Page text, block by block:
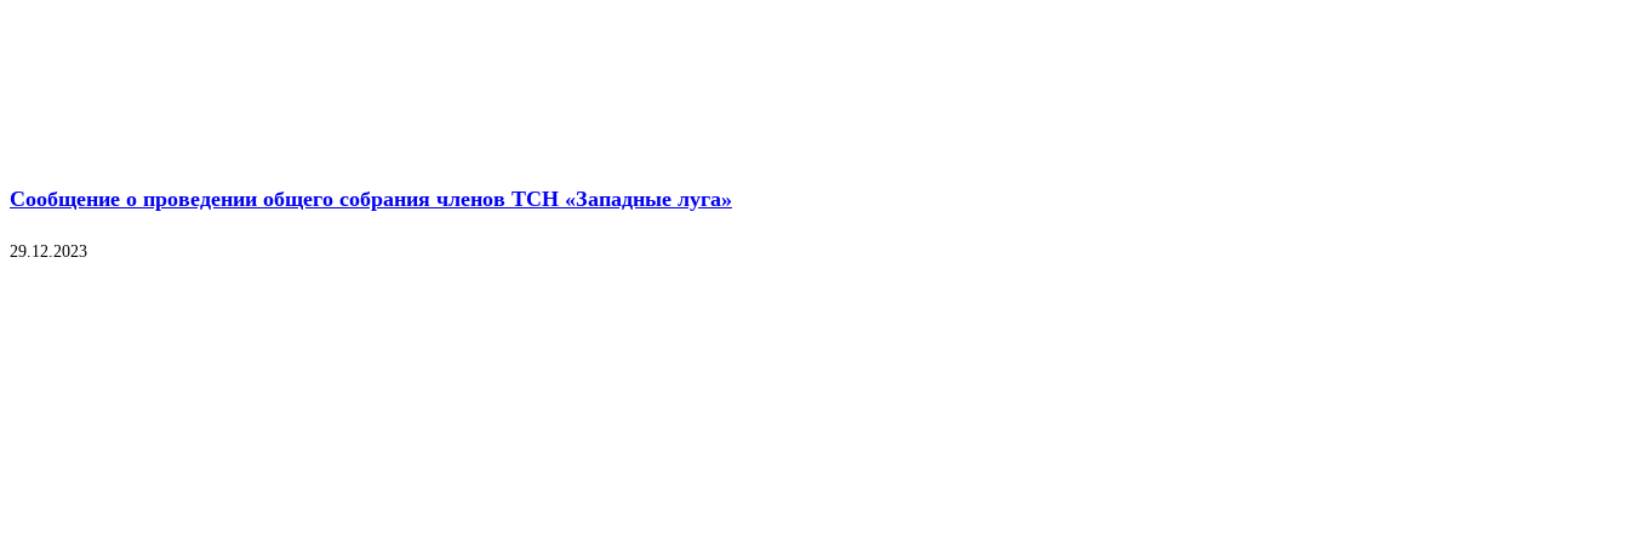
Сообщение о проведении общего собрания членов ТСН «Западные луга»
29.12.2023